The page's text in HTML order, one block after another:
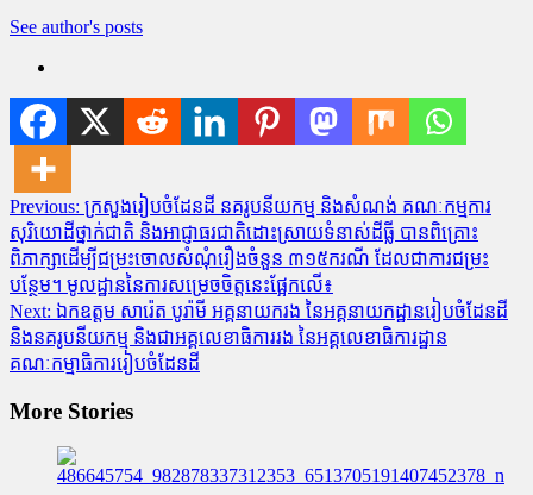
See author's posts
Post
navigation
Previous: ក្រសួងរៀបចំដែនដី នគរូបនីយកម្ម និងសំណង់ គណៈកម្មការ
សុរិយោដីថ្នាក់ជាតិ និងអាជ្ញាធរជាតិដោះស្រាយទំនាស់ដីធ្លី បានពិគ្រោះ
ពិភាក្សាដើម្បីជម្រះចោលសំណុំរឿងចំនួន ៣១៥ករណី ដែលជាការជម្រះ
បន្ថែម។ មូលដ្ឋាននៃការសម្រេចចិត្តនេះផ្អែកលើ៖
Next: ឯកឧត្តម សារ៉េត បូរ៉ាមី អគ្គនាយករង នៃអគ្គនាយកដ្ឋានរៀបចំដែនដី
និងនគរូបនីយកម្ម និងជាអគ្គលេខាធិការរង នៃអគ្គលេខាធិការដ្ឋាន
គណៈកម្មាធិការរៀបចំដែនដី
More Stories